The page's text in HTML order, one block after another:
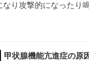
り攻撃的になったり
甲状腺機能亢進症の原